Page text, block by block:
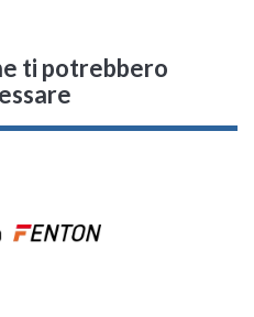
ti potrebbero